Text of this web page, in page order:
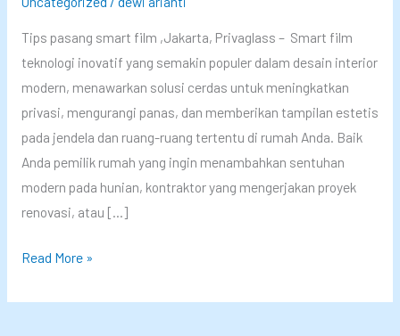
Tips pasang smart film ,Jakarta, Privaglass – Smart film
teknologi inovatif yang semakin populer dalam desain interior
modern, menawarkan solusi cerdas untuk meningkatkan
privasi, mengurangi panas, dan memberikan tampilan estetis
pada jendela dan ruang-ruang tertentu di rumah Anda. Baik
Anda pemilik rumah yang ingin menambahkan sentuhan
modern pada hunian, kontraktor yang mengerjakan proyek
renovasi, atau […]
T
p
Read More »